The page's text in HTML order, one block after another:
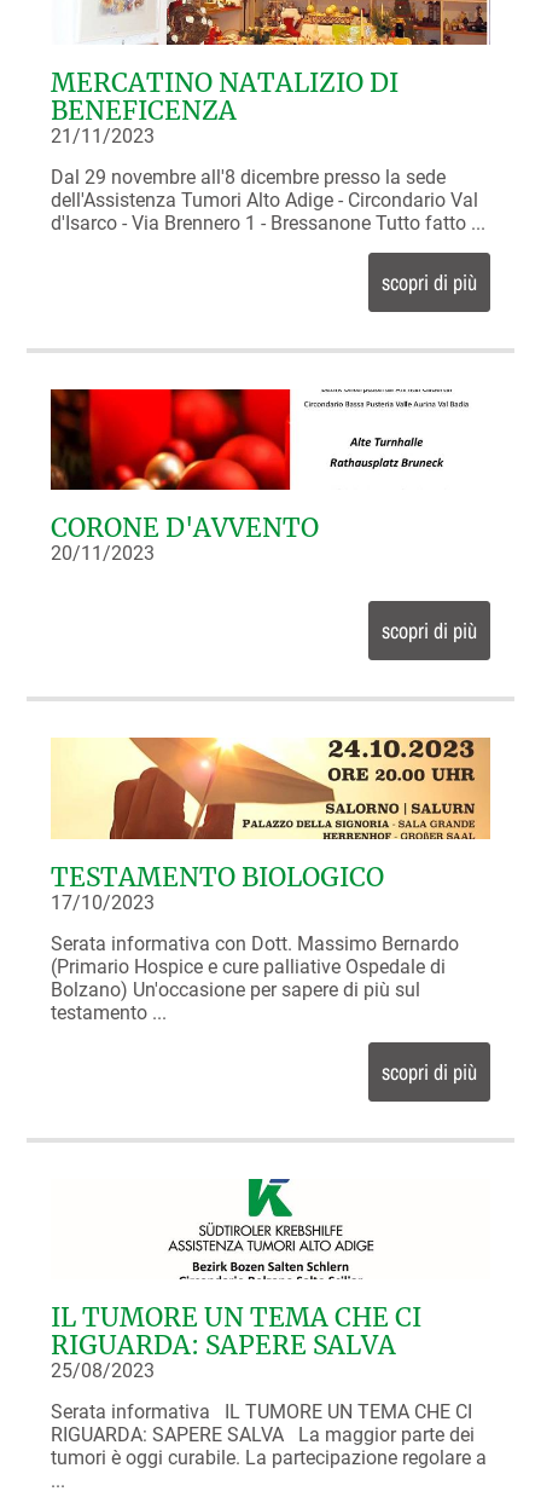
MERCATINO NATALIZIO DI
BENEFICENZA
21/11/2023
Dal 29 novembre all'8 dicembre presso la sede
dell'Assistenza Tumori Alto Adige - Circondario Val
d'Isarco - Via Brennero 1 - Bressanone Tutto fatto ...
scopri di più
CORONE D'AVVENTO
20/11/2023
scopri di più
TESTAMENTO BIOLOGICO
17/10/2023
Serata informativa con Dott. Massimo Bernardo
(Primario Hospice e cure palliative Ospedale di
Bolzano) Un'occasione per sapere di più sul
testamento ...
scopri di più
IL TUMORE UN TEMA CHE CI
RIGUARDA: SAPERE SALVA
25/08/2023
Serata informativa IL TUMORE UN TEMA CHE CI
RIGUARDA: SAPERE SALVA La maggior parte dei
tumori è oggi curabile. La partecipazione regolare a
...